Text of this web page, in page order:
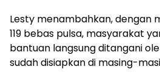
Lesty menambahkan, dengan
119 bebas pulsa, masyarakat
bantuan langsung ditangani
sudah disiapkan di masing-